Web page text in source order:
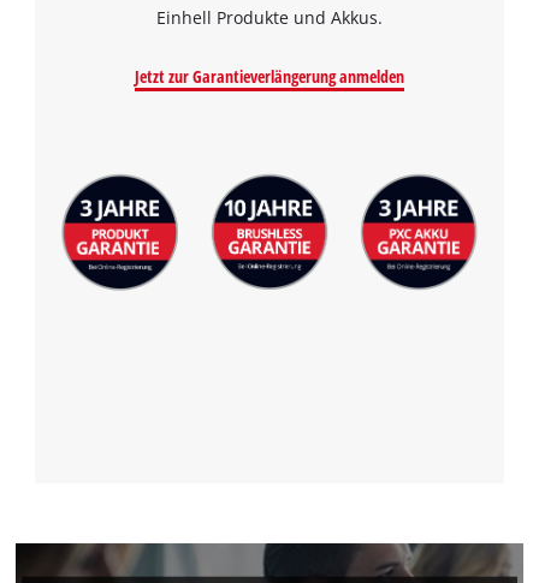
Einhell Produkte und Akkus.
Jetzt zur Garantieverlängerung anmelden